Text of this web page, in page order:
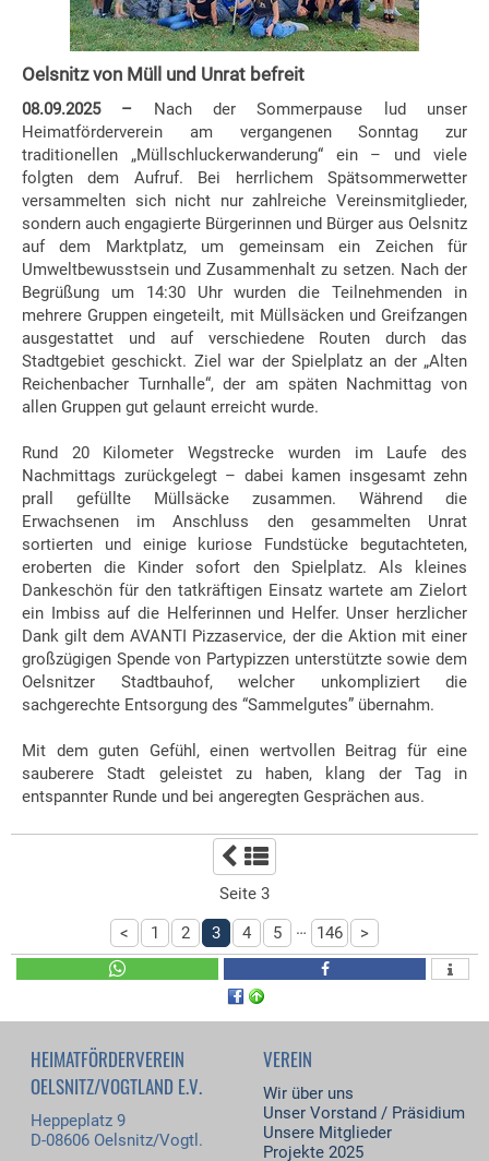
Oelsnitz von Müll und Unrat befreit
08.09.2025 – Nach der Sommerpause lud unser
Heimatförderverein am vergangenen Sonntag zur
traditionellen „Müllschluckerwanderung“ ein – und viele
folgten dem Aufruf. Bei herrlichem Spätsommerwetter
versammelten sich nicht nur zahlreiche Vereinsmitglieder,
sondern auch engagierte Bürgerinnen und Bürger aus Oelsnitz
auf dem Marktplatz, um gemeinsam ein Zeichen für
Umweltbewusstsein und Zusammenhalt zu setzen. Nach der
Begrüßung um 14:30 Uhr wurden die Teilnehmenden in
mehrere Gruppen eingeteilt, mit Müllsäcken und Greifzangen
ausgestattet und auf verschiedene Routen durch das
Stadtgebiet geschickt. Ziel war der Spielplatz an der „Alten
Reichenbacher Turnhalle“, der am späten Nachmittag von
allen Gruppen gut gelaunt erreicht wurde.
Rund 20 Kilometer Wegstrecke wurden im Laufe des
Nachmittags zurückgelegt – dabei kamen insgesamt zehn
prall gefüllte Müllsäcke zusammen. Während die
Erwachsenen im Anschluss den gesammelten Unrat
sortierten und einige kuriose Fundstücke begutachteten,
eroberten die Kinder sofort den Spielplatz. Als kleines
Dankeschön für den tatkräftigen Einsatz wartete am Zielort
ein Imbiss auf die Helferinnen und Helfer. Unser herzlicher
Dank gilt dem AVANTI Pizzaservice, der die Aktion mit einer
großzügigen Spende von Partypizzen unterstützte sowie dem
Oelsnitzer Stadtbauhof, welcher unkompliziert die
sachgerechte Entsorgung des “Sammelgutes” übernahm.
Mit dem guten Gefühl, einen wertvollen Beitrag für eine
sauberere Stadt geleistet zu haben, klang der Tag in
entspannter Runde und bei angeregten Gesprächen aus.
Seite 3
<
1 2 3 4 5 … 146 >
HEIMATFÖRDERVEREIN
OELSNITZ/VOGTLAND E.V.
Heppeplatz 9
D-08606 Oelsnitz/Vogtl.
VEREIN
Wir über uns
Unser Vorstand / Präsidium
Unsere Mitglieder
Projekte 2025